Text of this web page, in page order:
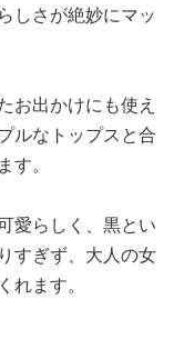
しさが絶妙にマッ
お出かけにも使え
ルなトップスと合
。
愛らしく、黒とい
すぎず、大人の女
ます。